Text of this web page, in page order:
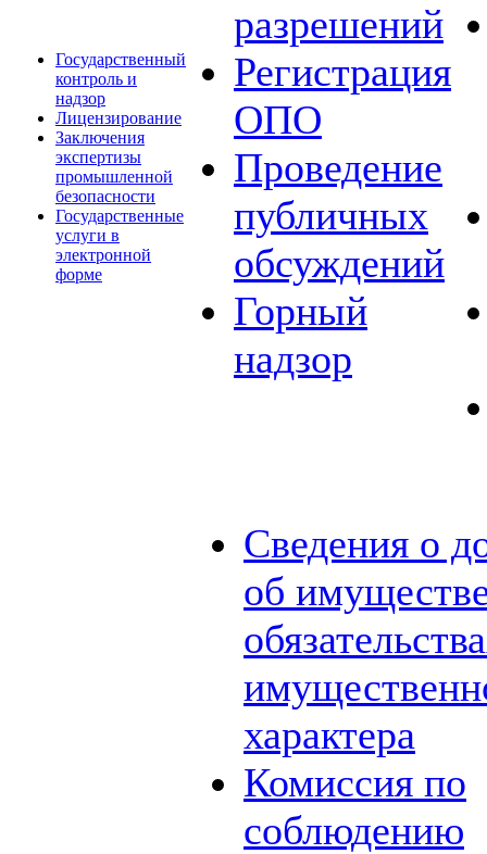
Государственный
контроль и
надзор
Лицензирование
Заключения
экспертизы
промышленной
безопасности
Государственные
услуги в
электронной
форме
разрешений
Регистрация
ОПО
Проведение
публичных
обсуждений
Горный
надзор
Сведения о
об
характера
Комиссия по
соблюдению